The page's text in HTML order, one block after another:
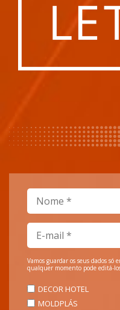
Vamos guardar os seus dados só
qualquer momento pode editá-
DECOR HOTEL
MOLDPLÁS